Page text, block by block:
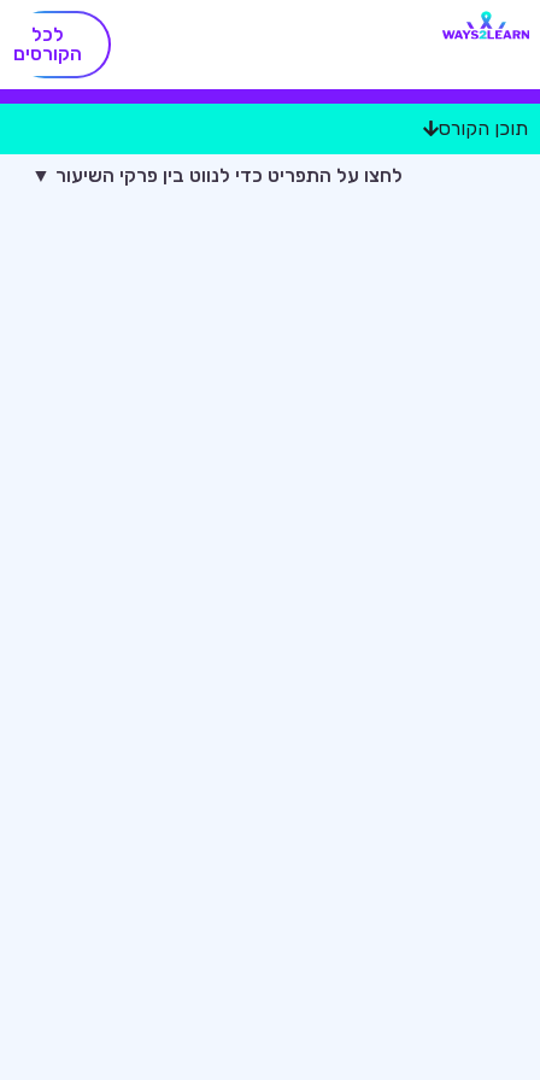
לכל
הקורסים
תוכן הקורס
לחצו על התפריט כדי לנווט בין פרקי השיעור ▼